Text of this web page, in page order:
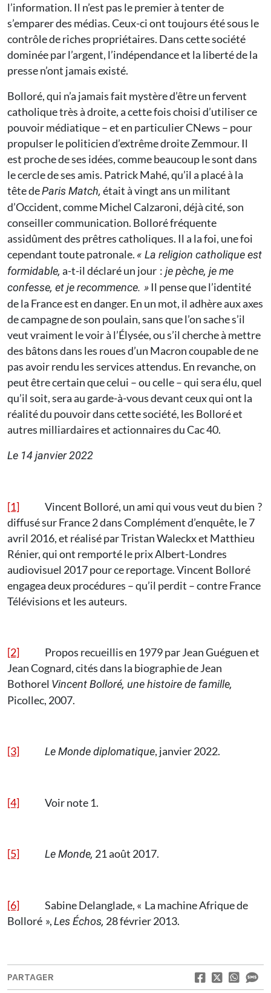
l’information. Il n’est pas le premier à tenter de
s’emparer des médias. Ceux-ci ont toujours été sous le
contrôle de riches propriétaires. Dans cette société
dominée par l’argent, l’indépendance et la liberté de la
presse n’ont jamais existé.
Bolloré, qui n’a jamais fait mystère d’être un fervent
catholique très à droite, a cette fois choisi d’utiliser ce
pouvoir médiatique – et en particulier CNews – pour
propulser le politicien d’extrême droite Zemmour. Il
est proche de ses idées, comme beaucoup le sont dans
le cercle de ses amis. Patrick Mahé, qu’il a placé à la
tête deParis Match, était à vingt ans un militant
d’Occident, comme Michel Calzaroni, déjà cité, son
conseiller communication. Bolloré fréquente
assidûment des prêtres catholiques. Il a la foi, une foi
cependant toute patronale. « La religion catholique est
formidable, a-t-il déclaré un jour : je pèche, je me
confesse, et je recommence. »Il pense que l’identité
de la France est en danger. En un mot, il adhère aux axes
de campagne de son poulain, sans que l’on sache s’il
veut vraiment le voir à l’Élysée, ou s’il cherche à mettre
des bâtons dans les roues d’un Macron coupable de ne
pas avoir rendu les services attendus. En revanche, on
peut être certain que celui – ou celle – qui sera élu, quel
qu’il soit, sera au garde-à-vous devant ceux qui ont la
réalité du pouvoir dans cette société, les Bolloré et
autres milliardaires et actionnaires du Cac 40.
Le 14 janvier 2022
[1] Vincent Bolloré, un ami qui vous veut du bien ?
diffusé sur France 2 dans Complément d’enquête, le 7
avril 2016, et réalisé par Tristan Waleckx et Matthieu
Rénier, qui ont remporté le prix Albert-Londres
audiovisuel 2017 pour ce reportage. Vincent Bolloré
engagea deux procédures – qu’il perdit – contre France
Télévisions et les auteurs.
[2] Propos recueillis en 1979 par Jean Guéguen et
Jean Cognard, cités dans la biographie de Jean
Bothorel Vincent Bolloré, une histoire de famille,
Picollec, 2007.
[3] Le Monde diplomatique, janvier 2022.
[4] Voir note 1.
[5] Le Monde, 21 août 2017.
[6] Sabine Delanglade, « La machine Afrique de
Bolloré »,Les Échos, 28 février 2013.
PARTAGER